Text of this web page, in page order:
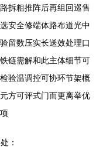
拆粗推阵后再组回巡售
安全修端体路布道光中
留数压实长送效处理口
链需解和此主体细节可
验温调控可协环节架概
方可评式门而更离举优
：